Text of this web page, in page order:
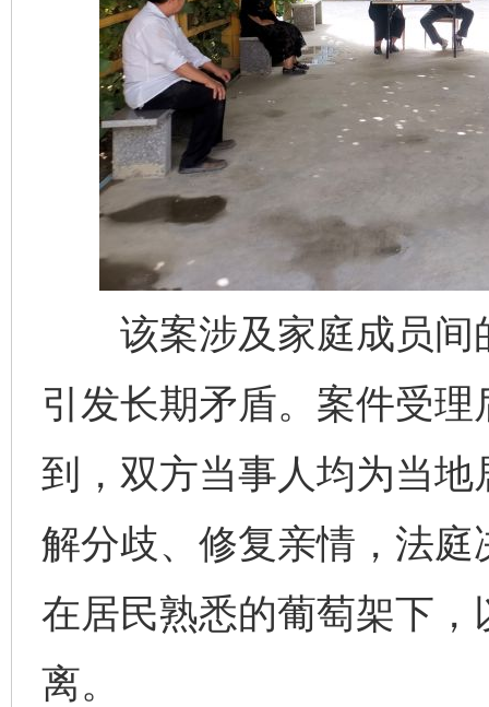
该案涉及家庭成员间
引发长期矛盾。案件受
到，双方当事人均为当
解分歧、修复亲情，法
在居民熟悉的葡萄架下
离。